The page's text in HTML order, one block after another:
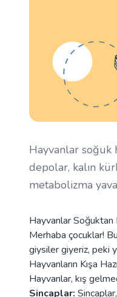
Hayvanlar soğuk
depolar, kalın
metabolizma
Hayvanlar Soğuktan
Merhaba çocuklar!
giysiler giyeriz, peki
Hayvanların Kışa
Hayvanlar, kış
Sincaplar: